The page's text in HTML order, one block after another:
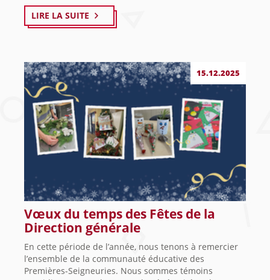
LIRE LA SUITE
15.12.2025
Vœux du temps des Fêtes de la
Direction générale
En cette période de l’année, nous tenons à remercier
l’ensemble de la communauté éducative des
Premières-Seigneuries. Nous sommes témoins